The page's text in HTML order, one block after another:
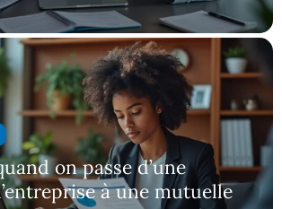
on passe d’une
à une mutuelle